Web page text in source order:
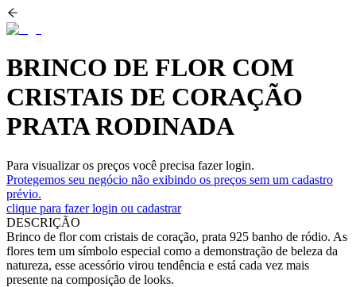
BRINCO DE FLOR COM
CRISTAIS DE CORAÇÃO
PRATA RODINADA
Para visualizar os preços você precisa fazer login.
Protegemos seu negócio não exibindo os preços sem um cadastro
prévio.
clique para fazer login ou cadastrar
DESCRIÇÃO
Brinco de flor com cristais de coração, prata 925 banho de ródio. As
flores tem um símbolo especial como a demonstração de beleza da
natureza, esse acessório virou tendência e está cada vez mais
presente na composição de looks.